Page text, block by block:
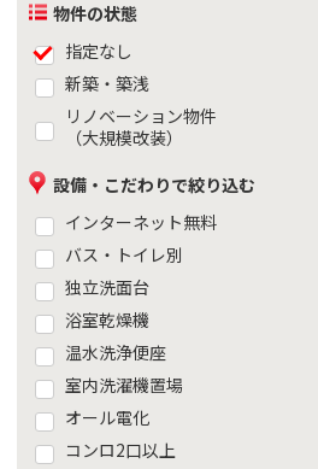
物件の状態
指定なし
新築・築浅
リノベーション物件
（大規模改装）
設備・こだわりで絞り込む
インターネット無料
バス・トイレ別
独立洗面台
浴室乾燥機
温水洗浄便座
室内洗濯機置場
オール電化
コンロ2口以上